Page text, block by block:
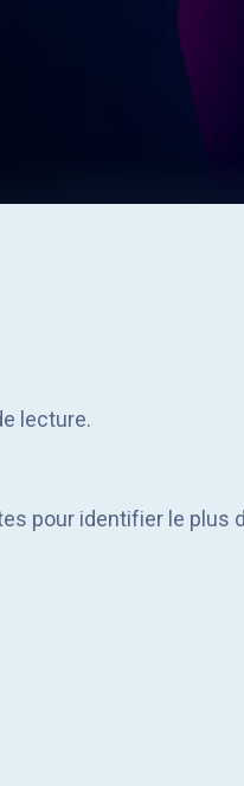
lecture.
pour identifier le plus